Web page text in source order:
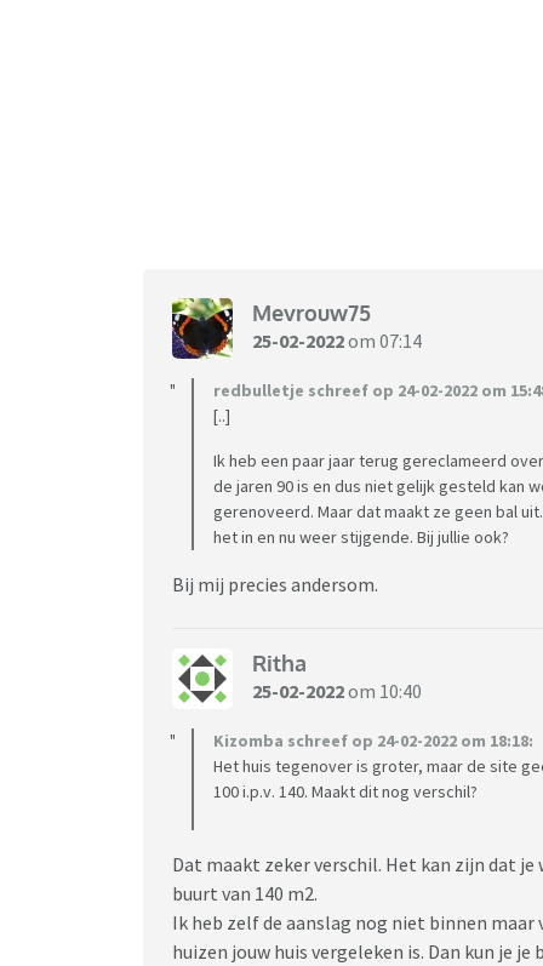
Mevrouw75
25-02-2022om 07:14
redbulletje schreef op 24-02-2022 om
[..]
Ik heb een paar jaar terug gereclameerd
de jaren 90 is en dus niet gelijk gesteld kan
gerenoveerd. Maar dat maakt ze geen bal
het in en nu weer stijgende. Bij jullie ook?
Bij mij precies andersom.
Ritha
25-02-2022om 10:40
Kizomba schreef op 24-02-2022 om 18:18:
Het huis tegenover is groter, maar de site
100 i.p.v. 140. Maakt dit nog verschil?
Dat maakt zeker verschil. Het kan zijn dat
buurt van 140 m2.
Ik heb zelf de aanslag nog niet binnen
huizen jouw huis vergeleken is. Dan kun je